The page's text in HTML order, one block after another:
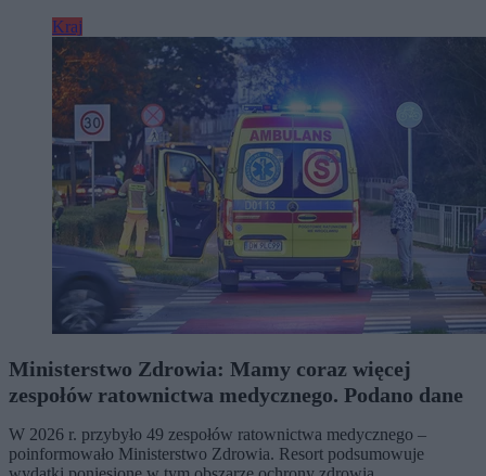
Kraj
Ministerstwo Zdrowia: Mamy coraz więcej
zespołów ratownictwa medycznego. Podano dane
W 2026 r. przybyło 49 zespołów ratownictwa medycznego –
poinformowało Ministerstwo Zdrowia. Resort podsumowuje